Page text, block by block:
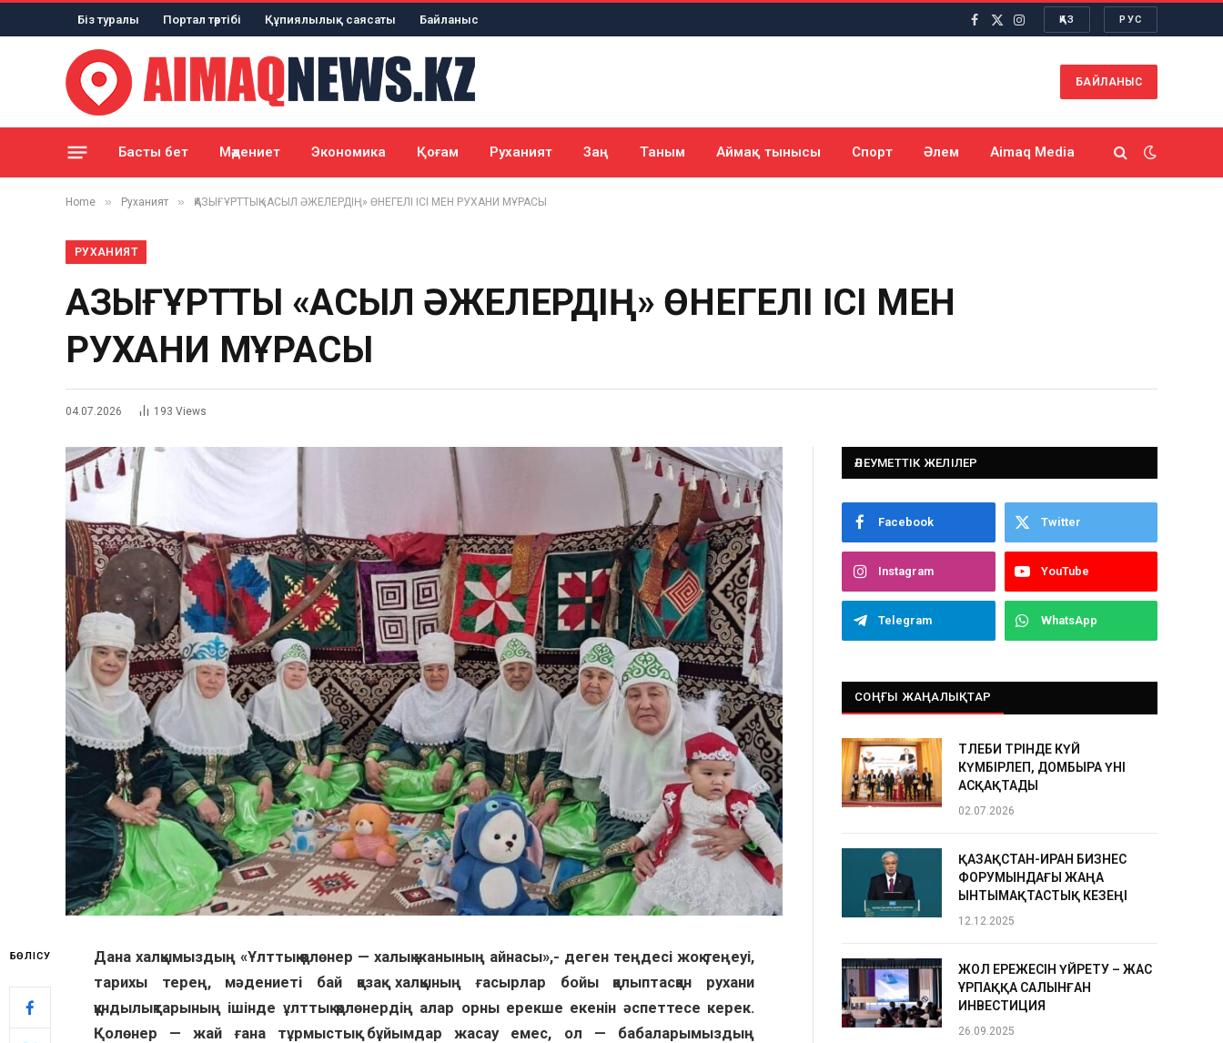
Біз туралы Портал тәртібі Құпиялылық саясаты Байланыс
Facebook
X
Instagram
ҚАЗ РУС
БАЙЛАНЫС
Басты бет Мәдениет Экономика Қоғам Руханият Заң Таным Аймақ тынысы Спорт Әлем Aimaq Media
Home » Руханият » ҚАЗЫҒҰРТТЫҚ «АСЫЛ ӘЖЕЛЕРДІҢ» ӨНЕГЕЛІ ІСІ МЕН РУХАНИ МҰРАСЫ
РУХАНИЯТ
ҚАЗЫҒҰРТТЫҚ «АСЫЛ ӘЖЕЛЕРДІҢ» ӨНЕГЕЛІ ІСІ МЕН
РУХАНИ МҰРАСЫ
04.07.2026 193 Views
БӨЛІСУ
Дана халқымыздың «Ұлттық қолөнер — халық жанының айнасы»,- деген теңдесі жоқ теңеуі,
тарихы терең, мәдениеті бай қазақ халқының ғасырлар бойы қалыптасқан рухани
құндылықтарының ішінде ұлттық қолөнердің алар орны ерекше екенін әспеттесе керек.
Қолөнер — жай ғана тұрмыстық бұйымдар жасау емес, ол — бабаларымыздың
ӘЛЕУМЕТТІК ЖЕЛІЛЕР
Facebook Twitter
Instagram YouTube
Telegram WhatsApp
СОҢҒЫ ЖАҢАЛЫҚТАР
ТӨЛЕБИ ТӨРІНДЕ КҮЙ
КҮМБІРЛЕП, ДОМБЫРА ҮНІ
АСҚАҚТАДЫ
02.07.2026
ҚАЗАҚСТАН-ИРАН БИЗНЕС
ФОРУМЫНДАҒЫ ЖАҢА
ЫНТЫМАҚТАСТЫҚ КЕЗЕҢІ
12.12.2025
ЖОЛ ЕРЕЖЕСІН ҮЙРЕТУ – ЖАС
ҰРПАҚҚА САЛЫНҒАН
ИНВЕСТИЦИЯ
26.09.2025